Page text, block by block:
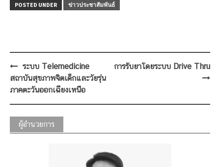
POSTED UNDER ข่าวประชาสัมพันธ์
Post
navigation
ระบบ Telemedicine
สถาบันสุขภาพจิตเด็กและวัยรุ่น
ภาคตะวันออกเฉียงเหนือ
การรับยาโดยระบบ Drive Thru
ผู้อำนวยการ